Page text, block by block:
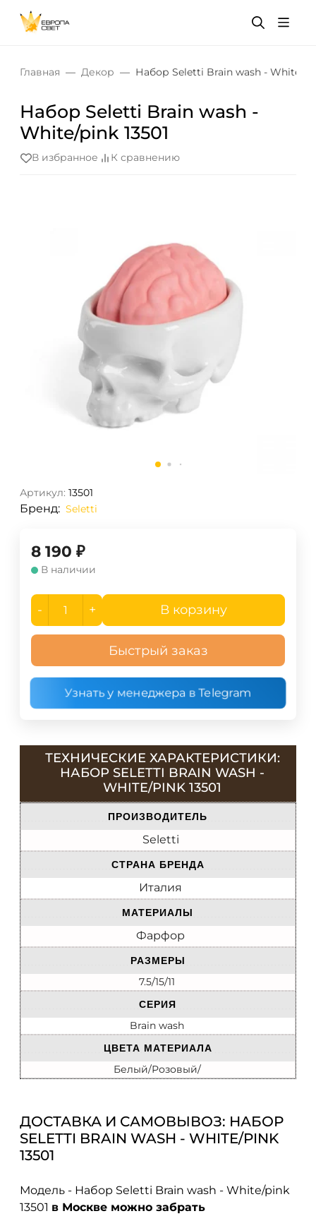
Главная Декор Набор Seletti Brain wash - White/
Набор Seletti Brain wash -
White/pink 13501
В избранное К сравнению
Артикул: 13501
Бренд: Seletti
8 190 ₽
В наличии
- + В корзину
Быстрый заказ
Узнать у менеджера в Telegram
ТЕХНИЧЕСКИЕ ХАРАКТЕРИСТИКИ:
НАБОР SELETTI BRAIN WASH -
WHITE/PINK 13501
ПРОИЗВОДИТЕЛЬ
Seletti
СТРАНА БРЕНДА
Италия
МАТЕРИАЛЫ
Фарфор
РАЗМЕРЫ
7.5/15/11
СЕРИЯ
Brain wash
ЦВЕТА МАТЕРИАЛА
Белый/Розовый/
ДОСТАВКА И САМОВЫВОЗ: НАБОР
SELETTI BRAIN WASH - WHITE/PINK
13501
Модель - Набор Seletti Brain wash - White/pink
13501 в Москве можно забрать